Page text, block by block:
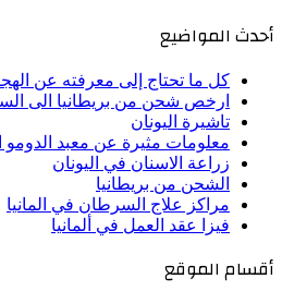
أحدث المواضيع
كل ما تحتاج إلى معرفته عن
ارخص شحن من بريطانيا الى
تاشيرة اليونان
معلومات مثيرة عن معبد الدومو
زراعة الاسنان في اليونان
الشحن من بريطانيا
مراكز علاج السرطان في المانيا
فيزا عقد العمل في ألمانيا
أقسام الموقع